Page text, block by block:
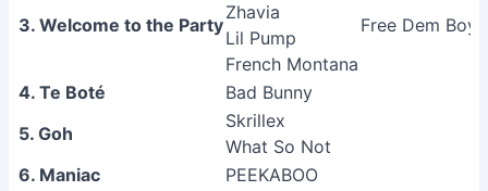
3. Welcome to the Party
Zhavia
Lil Pump
French Montana
Free Dem Boyz
4. Te Boté
Bad Bunny
5. Goh
Skrillex
What So Not
6. Maniac
PEEKABOO